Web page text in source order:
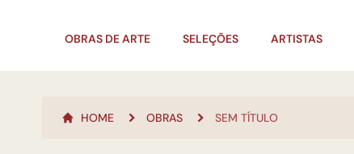
OBRAS DE ARTE SELEÇÕES ARTISTAS
HOME OBRAS SEM TÍTULO